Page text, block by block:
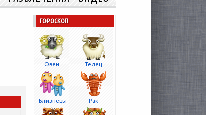
ГОРОСКОП
Овен Телец
Близнецы Рак